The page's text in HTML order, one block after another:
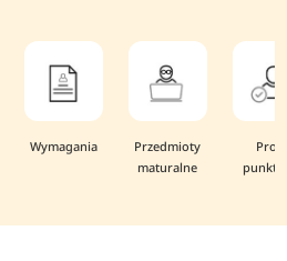
Wymagania
Przedmioty
maturalne